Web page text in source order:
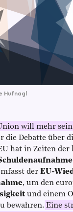
Hufnagl
will mehr
die Debatte über
hat in Zeiten der
der EU-
, um den
und einem
bewahren. Eine